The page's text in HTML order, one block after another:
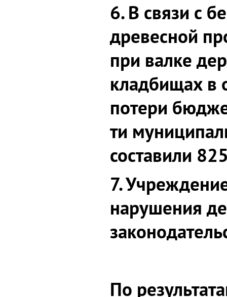
6. В связи с
древесной
при валке
кладбищах в
потери
ти
составили
7.
нарушения
По